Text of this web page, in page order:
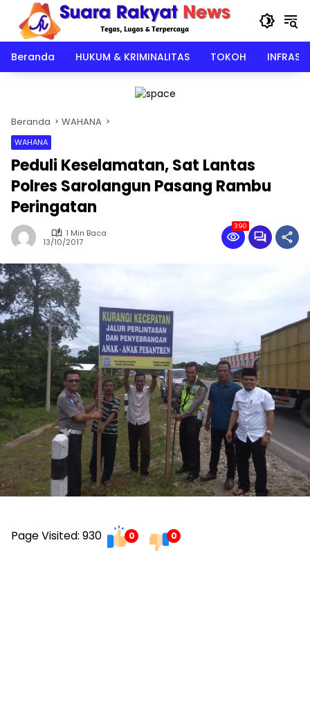
Langsung
konten
Beranda
HUKUM & KRIMINALITAS TOKOH
Beranda WAHANA
WAHANA
Peduli Keselamatan, Sat Lantas
Polres Sarolangun Pasang Rambu
Peringatan
1 Min Baca
13/10/2017
390
Page Visited: 930 0 0